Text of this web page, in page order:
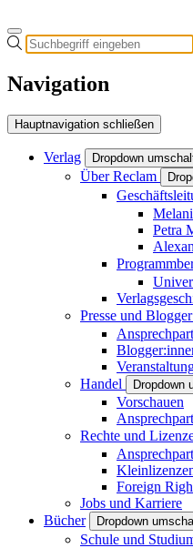
Navigation
Hauptnavigation schließen
Verlag Dropdown
Über Reclam
Petra
Presse und
Handel
Dropdown
Vorschauen
Rechte und
Foreign
Jobs und Karriere
Bücher
Dropdown
Schule und